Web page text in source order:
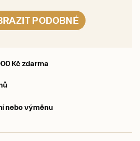
PODOBNÉ
Kč zdarma
nebo výměnu